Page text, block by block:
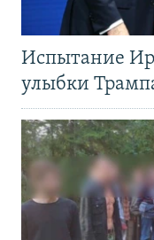
Испытание
улыбки